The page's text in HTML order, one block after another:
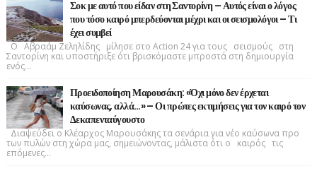
Σοκ με αυτό που είδαν στη Σαντορίνη – Αυτός είναι ο λόγος
που τόσο καιρό μπερδεύονται μέχρι και οι σεισμολόγοι – Τι
έχει συμβεί
Ο Αβραάμ Ζεληλίδης μίλησε στο Action 24 για τους σεισμούς στη
Σαντορίνη και υποστήριξε ότι βρισκόμαστε μπροστά στη δημιουργία
ενός...
Προειδοποίηση Μαρουσάκη: «Όχι μόνο δεν έρχεται
καύσωνας, αλλά…» – Οι πρώτες εκτιμήσεις για τον καιρό τον
Δεκαπενταύγουστο
Διαψεύδει ο Κλέαρχος Μαρουσάκης τα σενάρια για νέο καύσωνα προ
των πυλών στη χώρα μας, σημειώνοντας, μάλιστα ότι ο καιρός τις
επόμενες...